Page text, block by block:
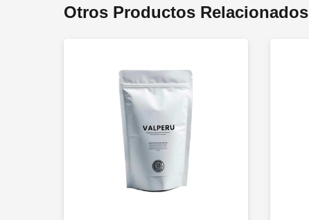
Otros Productos Relacionados